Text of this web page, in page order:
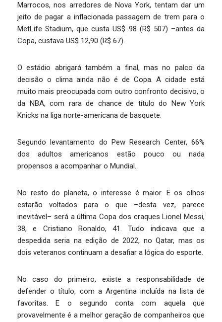
Marrocos, nos arredores de Nova York, tentam dar um
jeito de pagar a inflacionada passagem de trem para o
MetLife Stadium, que custa US$ 98 (R$ 507) –antes da
Copa, custava US$ 12,90 (R$ 67).
O estádio abrigará também a final, mas no palco da
decisão o clima ainda não é de Copa. A cidade está
muito mais preocupada com outro confronto decisivo, o
da NBA, com rara de chance de título do New York
Knicks na liga norte-americana de basquete.
Segundo levantamento do Pew Research Center, 66%
dos adultos americanos estão pouco ou nada
propensos a acompanhar o Mundial.
No resto do planeta, o interesse é maior. E os olhos
estarão voltados para o que –desta vez, parece
inevitável– será a última Copa dos craques Lionel Messi,
38, e Cristiano Ronaldo, 41. Tudo indicava que a
despedida seria na edição de 2022, no Qatar, mas os
dois veteranos continuam a desafiar a lógica do esporte.
No caso do primeiro, existe a responsabilidade de
defender o título, com a Argentina incluída na lista de
favoritas. E o segundo conta com aquela que
provavelmente é a melhor geração de companheiros que